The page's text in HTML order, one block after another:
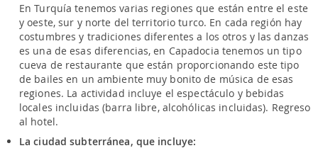
En Turquía tenemos varias regiones que están entre el este
y oeste, sur y norte del territorio turco. En cada región hay
costumbres y tradiciones diferentes a los otros y las danzas
es una de esas diferencias, en Capadocia tenemos un tipo
cueva de restaurante que están proporcionando este tipo
de bailes en un ambiente muy bonito de música de esas
regiones. La actividad incluye el espectáculo y bebidas
locales incluidas (barra libre, alcohólicas incluidas). Regreso
al hotel.
La ciudad subterránea, que incluye: